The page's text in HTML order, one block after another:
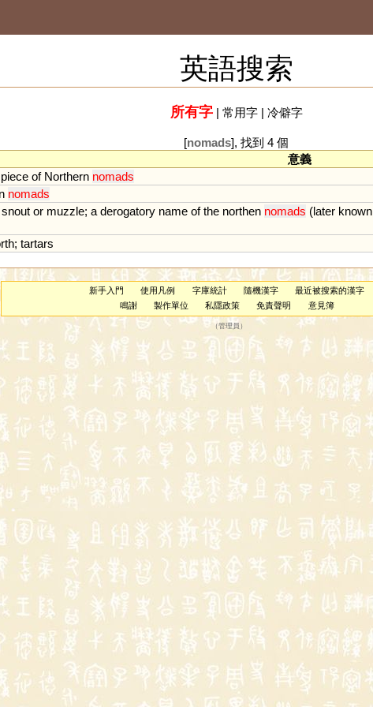
英語搜索
所有字| 常用字| 冷僻字
[nomads], 找到 4 個
意義
piece of Northern nomads
nomads
snout or muzzle; a derogatory name of the northen nomads (later known
; tartars
新手入門 使用凡例 字庫統計 隨機漢字
最近被搜索的漢字
鳴謝
製作單位 私隱政策 免責聲明 意見簿
（管理員 ）